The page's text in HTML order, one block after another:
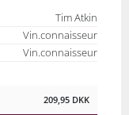
Tim Atkin
Vin.connaisseur
Vin.connaisseur
209,95 DKK